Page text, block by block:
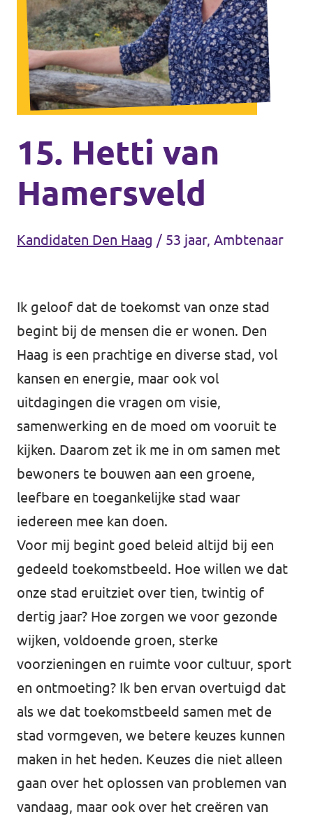
Communities
Delft
Den Haag
Leiden
Leidschendam-Voorburg
Afdelingsbesturen
Bestuur Haag- en Rijnland
Bestuur Rotterdam Zuid-Holland Zuid
Vacatures
Vacatures Volt Zuid-Holland Zuid
Agenda
15. Hetti van
Hamersveld
Kandidaten Den Haag / 53 jaar, Ambtenaar
Ik geloof dat de toekomst van onze stad
begint bij de mensen die er wonen. Den
Haag is een prachtige en diverse stad, vol
kansen en energie, maar ook vol
uitdagingen die vragen om visie,
samenwerking en de moed om vooruit te
kijken. Daarom zet ik me in om samen met
bewoners te bouwen aan een groene,
leefbare en toegankelijke stad waar
iedereen mee kan doen.
Voor mij begint goed beleid altijd bij een
gedeeld toekomstbeeld. Hoe willen we dat
onze stad eruitziet over tien, twintig of
dertig jaar? Hoe zorgen we voor gezonde
wijken, voldoende groen, sterke
voorzieningen en ruimte voor cultuur, sport
en ontmoeting? Ik ben ervan overtuigd dat
als we dat toekomstbeeld samen met de
stad vormgeven, we betere keuzes kunnen
maken in het heden. Keuzes die niet alleen
gaan over het oplossen van problemen van
vandaag, maar ook over het creëren van